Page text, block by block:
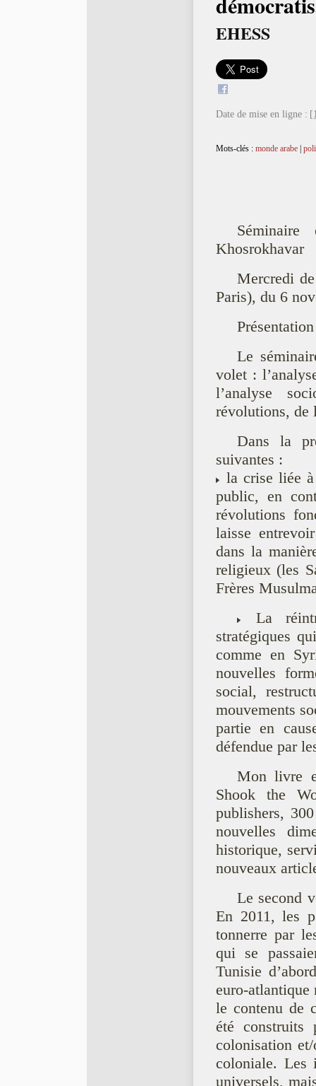
EHESS
Date de mise en ligne :
Mots-clés : monde arabe|
Khosrokhavar
Mercredi
Paris), du 6
Le
volet :
l’analyse
révolutions, de
Dans la
suivantes :
la crise liée à
public, en
révolutions
laisse
dans la
religieux (les
Frères
La
stratégiques
comme en
nouvelles
social,
mouvements
partie en
défendue par
Mon livre
Shook the
publishers,
nouvelles
historique,
nouveaux
Le second
En 2011, les
tonnerre par
qui se
Tunisie
euro-atlantique
le contenu de
été construits
colonisation
coloniale. Les
universels,